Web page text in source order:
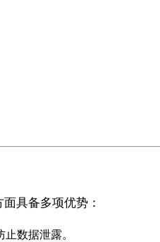
具备多项优势：
数据泄露。